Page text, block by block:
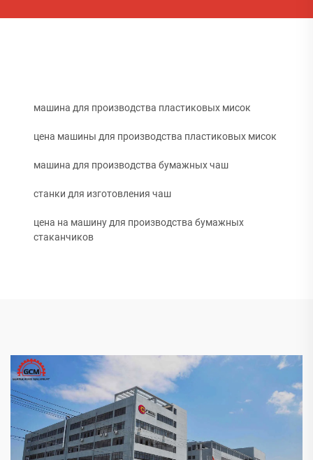
машина для производства пластиковых мисок
цена машины для производства пластиковых мисок
машина для производства бумажных чаш
станки для изготовления чаш
цена на машину для производства бумажных
стаканчиков